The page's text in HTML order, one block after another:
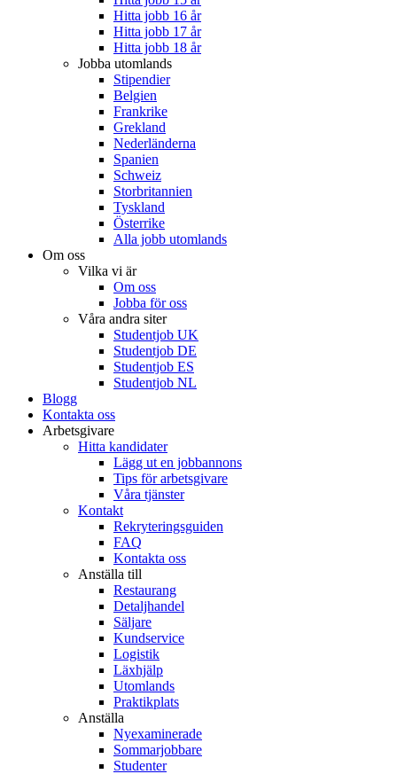
Hitta jobb 16 år
Hitta jobb 17 år
Hitta jobb 18 år
Jobba utomlands
Stipendier
Belgien
Frankrike
Grekland
Nederländerna
Spanien
Schweiz
Storbritannien
Tyskland
Österrike
Alla jobb utomlands
Om oss
Vilka vi är
Om oss
Jobba för oss
Våra andra siter
Studentjob UK
Studentjob DE
Studentjob ES
Studentjob NL
Blogg
Kontakta oss
Arbetsgivare
Hitta kandidater
Lägg ut en jobbannons
Tips för arbetsgivare
Våra tjänster
Kontakt
Rekryteringsguiden
FAQ
Kontakta oss
Anställa till
Restaurang
Detaljhandel
Säljare
Kundservice
Logistik
Läxhjälp
Utomlands
Praktikplats
Anställa
Nyexaminerade
Sommarjobbare
Studenter